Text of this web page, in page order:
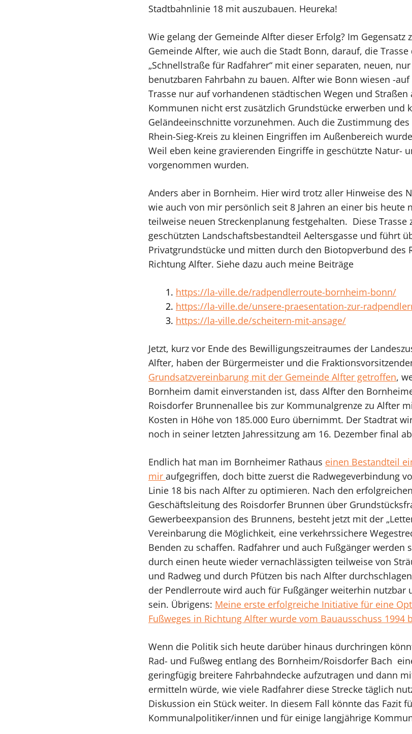
Stadtbahnlinie 18 mit auszubauen. Heureka!
Wie gelang der Gemeinde Alfter dieser Erfolg? Im
Gemeinde Alfter, wie auch die Stadt Bonn, darauf, die
„Schnellstraße für Radfahrer“ mit einer separaten, neuen,
benutzbaren Fahrbahn zu bauen. Alfter wie Bonn wiesen -
Trasse nur auf vorhandenen städtischen Wegen und
Kommunen nicht erst zusätzlich Grundstücke erwerben und
Geländeeinschnitte vorzunehmen. Auch die Zustimmung
Rhein-Sieg-Kreis zu kleinen Eingriffen im Außenbereich
Weil eben keine gravierenden Eingriffe in geschützte Natur-
vorgenommen wurden.
Anders aber in Bornheim. Hier wird trotz aller Hinweise des
wie auch von mir persönlich seit 8 Jahren an einer bis heute
teilweise neuen Streckenplanung festgehalten. Diese Trasse
geschützten Landschaftsbestandteil Aeltersgasse und führt
Privatgrundstücke und mitten durch den Biotopverbund des
Richtung Alfter. Siehe dazu auch meine Beiträge
https://la-ville.de/radpendlerroute-bornheim-bonn/
https://la-ville.de/unsere-praesentation-zur-
https://la-ville.de/scheitern-mit-ansage/
Jetzt, kurz vor Ende des Bewilligungszeitraumes der
Alfter, haben der Bürgermeister und die
Grundsatzvereinbarung mit der Gemeinde Alfter getroffen,
Bornheim damit einverstanden ist, dass Alfter den
Roisdorfer Brunnenallee bis zur Kommunalgrenze zu Alfter
Kosten in Höhe von 185.000 Euro übernimmt. Der Stadtrat
noch in seiner letzten Jahressitzung am 16. Dezember final
Endlich hat man im Bornheimer Rathaus einen Bestandteil
mir aufgegriffen, doch bitte zuerst die Radwegeverbindung
Linie 18 bis nach Alfter zu optimieren. Nach den
Geschäftsleitung des Roisdorfer Brunnen über
Gewerbeexpansion des Brunnens, besteht jetzt mit der
Vereinbarung die Möglichkeit, eine verkehrssichere
Benden zu schaffen. Radfahrer und auch Fußgänger werden
durch einen heute wieder vernachlässigten teilweise von
und Radweg und durch Pfützen bis nach Alfter
der Pendlerroute wird auch für Fußgänger weiterhin nutzbar
sein. Übrigens: Meine erste erfolgreiche Initiative für eine
Fußweges in Richtung Alfter wurde vom Bauausschuss 1994
Wenn die Politik sich heute darüber hinaus durchringen
Rad- und Fußweg entlang des Bornheim/Roisdorfer Bach
geringfügig breitere Fahrbahndecke aufzutragen und dann
ermitteln würde, wie viele Radfahrer diese Strecke täglich
Diskussion ein Stück weiter. In diesem Fall könnte das Fazit
Kommunalpolitiker/innen und für einige langjährige